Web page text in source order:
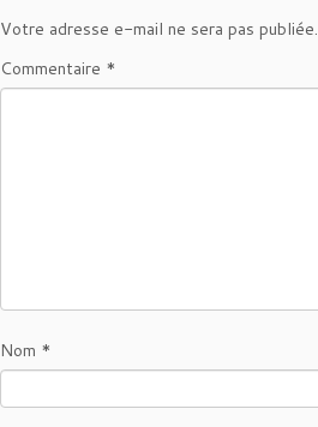
Votre adresse e-mail ne sera pas publiée.
Commentaire *
Nom *